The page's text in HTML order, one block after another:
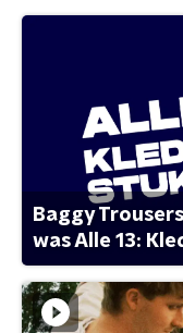
Baggy
was Alle 13: